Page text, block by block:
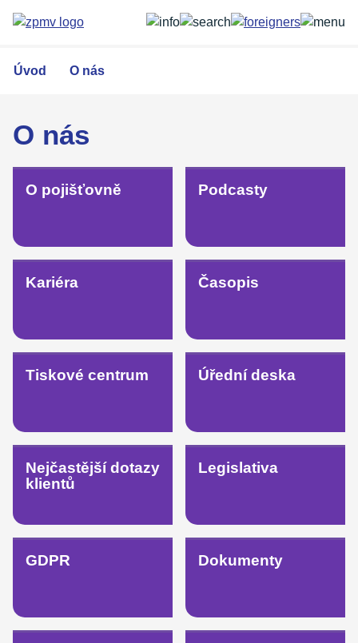
obsahu
Úvod O nás
O nás
O pojišťovně Podcasty
Kariéra Časopis
Tiskové centrum Úřední deska
Nejčastější dotazy
klientů
Legislativa
GDPR Dokumenty